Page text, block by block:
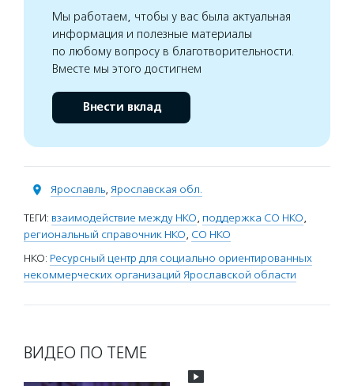
Мы работаем, чтобы у вас была актуальная
информация и полезные материалы
по любому вопросу в благотворительности.
Вместе мы этого достигнем
Внести вклад
Ярославль, Ярославская обл.
ТЕГИ: взаимодействие между НКО, поддержка СО НКО,
региональный справочник НКО, СО НКО
НКО: Ресурсный центр для социально ориентированных
некоммерческих организаций Ярославской области
ВИДЕО ПО ТЕМЕ